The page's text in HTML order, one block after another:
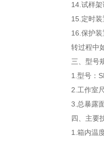
14.试样
15.定时
16.保护
转过程中
三、型号
1.型号：
2.工作室
3.总暴露
四、 主要
1.箱内温